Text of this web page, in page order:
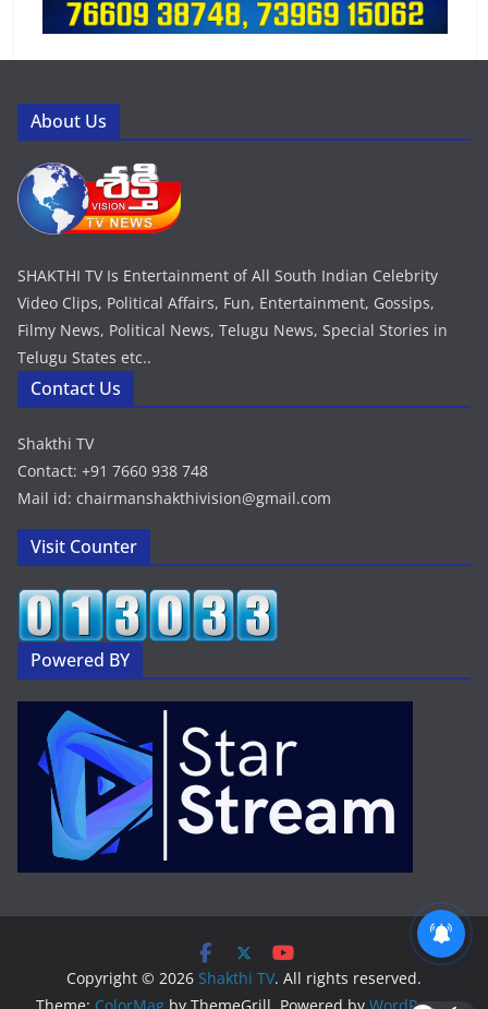
About Us
SHAKTHI TV Is Entertainment of All South Indian Celebrity
Video Clips, Political Affairs, Fun, Entertainment, Gossips,
Filmy News, Political News, Telugu News, Special Stories in
Telugu States etc..
Contact Us
Shakthi TV
Contact: +91 7660 938 748
Mail id: chairmanshakthivision@gmail.com
Visit Counter
Powered BY
Copyright © 2026 Shakthi TV. All rights reserved.